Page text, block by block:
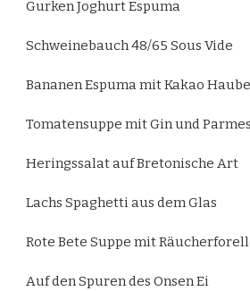
Gurken Joghurt Espuma
Schweinebauch 48/65 Sous Vide
Bananen Espuma mit Kakao Haube
Tomatensuppe mit Gin und
Heringssalat auf Bretonische Art
Lachs Spaghetti aus dem Glas
Rote Bete Suppe mit
Auf den Spuren des Onsen Ei